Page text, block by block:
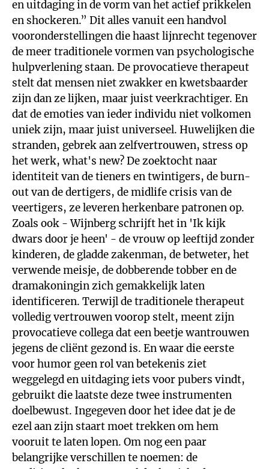
en uitdaging in de vorm van het actief prikkelen
en shockeren.” Dit alles vanuit een handvol
vooronderstellingen die haast lijnrecht tegenover
de meer traditionele vormen van psychologische
hulpverlening staan. De provocatieve therapeut
stelt dat mensen niet zwakker en kwetsbaarder
zijn dan ze lijken, maar juist veerkrachtiger. En
dat de emoties van ieder individu niet volkomen
uniek zijn, maar juist universeel. Huwelijken die
stranden, gebrek aan zelfvertrouwen, stress op
het werk, what's new? De zoektocht naar
identiteit van de tieners en twintigers, de burn-
out van de dertigers, de midlife crisis van de
veertigers, ze leveren herkenbare patronen op.
Zoals ook - Wijnberg schrijft het in 'Ik kijk
dwars door je heen' - de vrouw op leeftijd zonder
kinderen, de gladde zakenman, de betweter, het
verwende meisje, de dobberende tobber en de
dramakoningin zich gemakkelijk laten
identificeren. Terwijl de traditionele therapeut
volledig vertrouwen voorop stelt, meent zijn
provocatieve collega dat een beetje wantrouwen
jegens de cliënt gezond is. En waar die eerste
voor humor geen rol van betekenis ziet
weggelegd en uitdaging iets voor pubers vindt,
gebruikt die laatste deze twee instrumenten
doelbewust. Ingegeven door het idee dat je de
ezel aan zijn staart moet trekken om hem
vooruit te laten lopen. Om nog een paar
belangrijke verschillen te noemen: de